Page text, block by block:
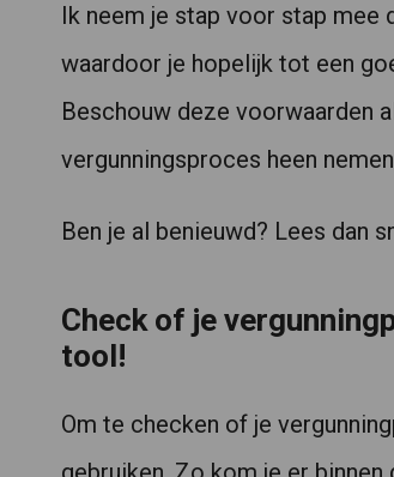
Ik neem je stap voor stap mee
waardoor je hopelijk tot een
Beschouw deze voorwaarden
vergunningsproces heen
Ben je al benieuwd? Lees dan
Check of je
tool!
Om te checken of je